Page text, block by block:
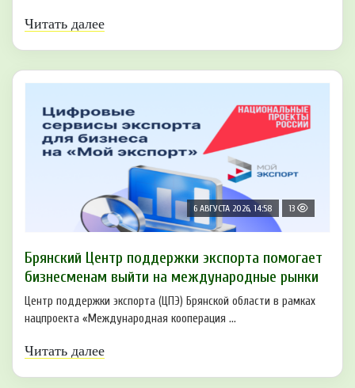
Читать далее
6 АВГУСТА 2026, 14:58 13
Брянский Центр поддержки экспорта помогает
бизнесменам выйти на международные рынки
Центр поддержки экспорта (ЦПЭ) Брянской области в рамках
нацпроекта «Международная кооперация ...
Читать далее